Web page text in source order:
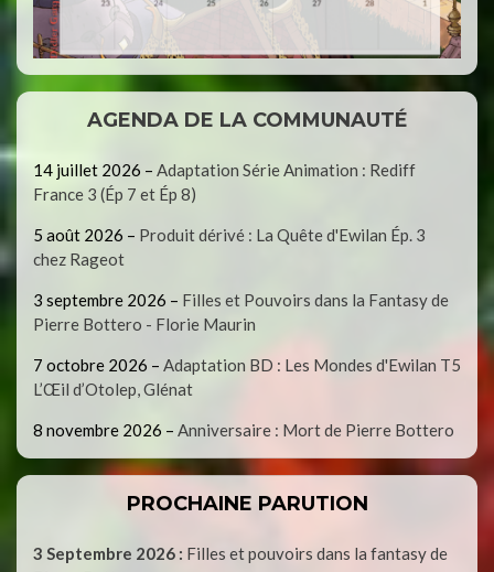
AGENDA DE LA COMMUNAUTÉ
14 juillet 2026 – Adaptation Série Animation : Rediff
France 3 (Ép 7 et Ép 8)
5 août 2026 – Produit dérivé : La Quête d'Ewilan Ép. 3
chez Rageot
3 septembre 2026 – Filles et Pouvoirs dans la Fantasy de
Pierre Bottero - Florie Maurin
7 octobre 2026 – Adaptation BD : Les Mondes d'Ewilan T5
L’Œil d’Otolep, Glénat
8 novembre 2026 – Anniversaire : Mort de Pierre Bottero
PROCHAINE PARUTION
3 Septembre 2026 : Filles et pouvoirs dans la fantasy de